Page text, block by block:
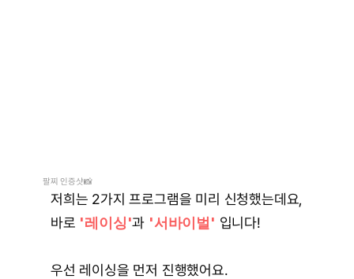
팔찌 인증샷📸
저희는 2가지 프로그램을 미리 신청했는데요,
바로 '레이싱'과 '서바이벌' 입니다!
우선 레이싱을 먼저 진행했어요.